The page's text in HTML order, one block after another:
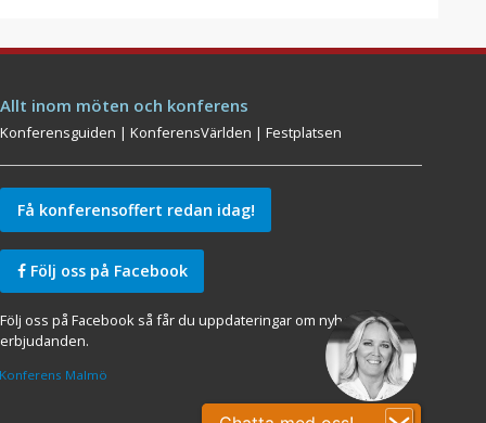
Allt inom möten och konferens
Konferensguiden |KonferensVärlden |Festplatsen
Få konferensoffert redan idag!
Följ oss på Facebook
Följ oss på Facebook så får du uppdateringar om nyheter och
erbjudanden.
Konferens Malmö